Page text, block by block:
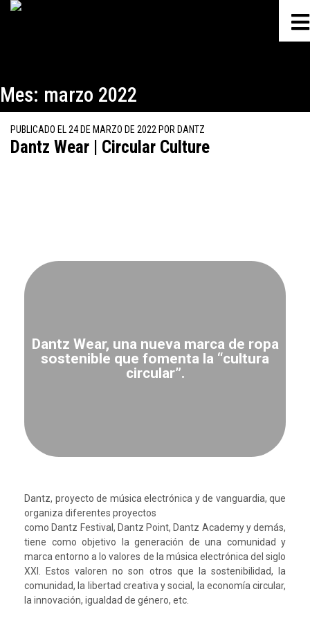
Mes: marzo 2022
PUBLICADO EL 24 DE MARZO DE 2022 POR DANTZ
Dantz Wear | Circular Culture
Dantz Wear, una nueva marca de ropa
sostenible que fomenta la “cultura
circular”.
Dantz, proyecto de música electrónica y de vanguardia, que
organiza diferentes proyectos
como Dantz Festival, Dantz Point, Dantz Academy y demás,
tiene como objetivo la generación de una comunidad y
marca entorno a lo valores de la música electrónica del siglo
XXI. Estos valoren no son otros que la sostenibilidad, la
comunidad, la libertad creativa y social, la economía circular,
la innovación, igualdad de género, etc.